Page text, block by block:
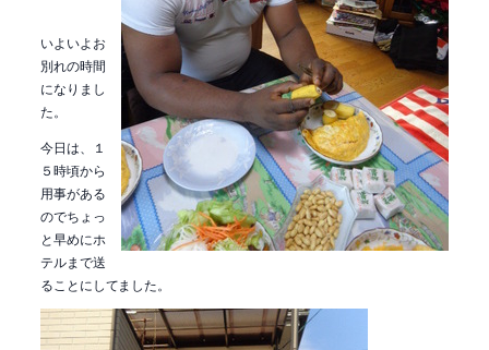
いよいよお
別れの時間
になりまし
た。
今日は、１
５時頃から
用事がある
のでちょっ
と早めにホ
テルまで送
ることにしてました。